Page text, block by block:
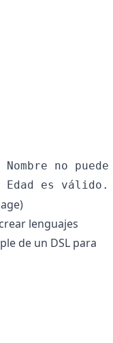
no
lenguajes
de un DSL para